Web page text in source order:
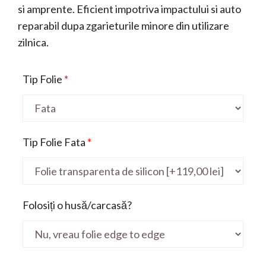
si amprente. Eficient impotriva impactului si auto
reparabil dupa zgarieturile minore din utilizare
zilnica.
Tip Folie *
Tip Folie Fata *
Folosiți o husă/carcasă?